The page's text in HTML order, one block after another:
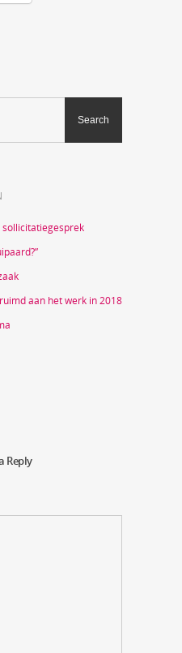
aan het werk in 2018
Reply